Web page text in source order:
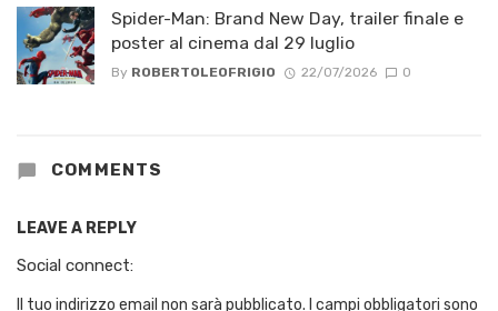
Spider-Man: Brand New Day, trailer finale e
poster al cinema dal 29 luglio
By ROBERTOLEOFRIGIO 22/07/2026 0
COMMENTS
LEAVE A REPLY
Social connect:
Il tuo indirizzo email non sarà pubblicato. I campi obbligatori sono